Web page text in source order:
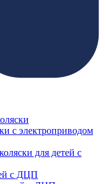
с электроприводом
для детей с
с ДЦП